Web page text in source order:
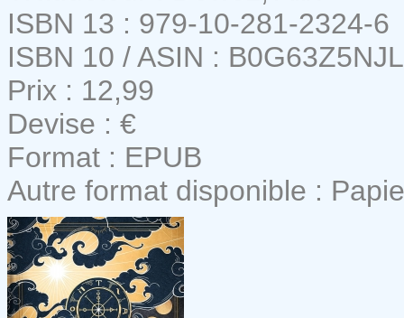
ISBN 13 : 979-10-281-2324-6
ISBN 10 / ASIN : B0G63Z5NJL
Prix : 12,99
Devise : €
Format : EPUB
Autre format disponible :